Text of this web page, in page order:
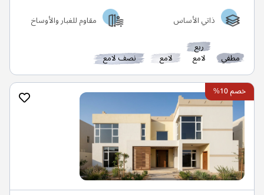
ذاتي الأساس مقاوم للغبار والأوساخ
مطفي
ربع
لامع لامع نصف لامع
خصم 10%